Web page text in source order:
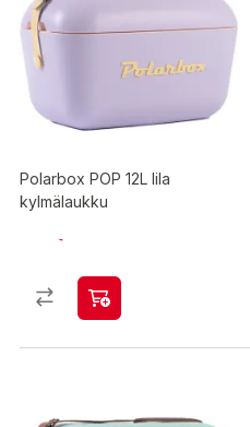
Polarbox POP 12L lila
kylmälaukku